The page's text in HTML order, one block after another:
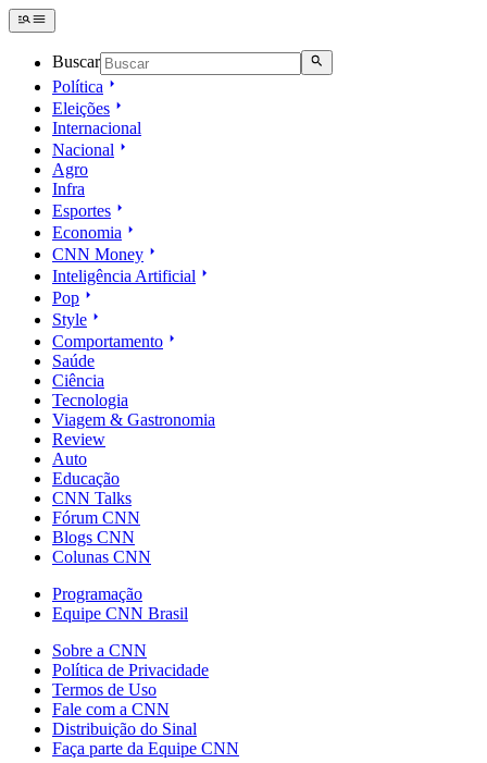
Buscar
Política
Eleições
Internacional
Nacional
Agro
Infra
Esportes
Economia
CNN Money
Inteligência Artificial
Pop
Style
Comportamento
Saúde
Ciência
Tecnologia
Viagem & Gastronomia
Review
Auto
Educação
CNN Talks
Fórum CNN
Blogs CNN
Colunas CNN
Programação
Equipe CNN Brasil
Sobre a CNN
Política de Privacidade
Termos de Uso
Fale com a CNN
Distribuição do Sinal
Faça parte da Equipe CNN